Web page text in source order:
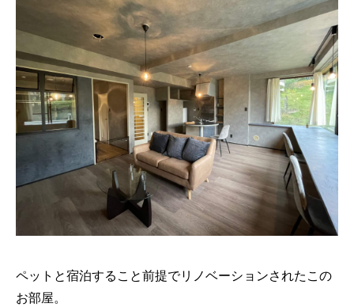
ペットと宿泊すること前提でリノベーションされたこの
お部屋。